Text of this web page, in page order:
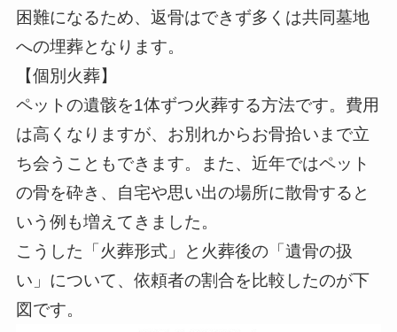
困難になるため、返骨はできず多くは共同墓地
への埋葬となります。
【個別火葬】
ペットの遺骸を1体ずつ火葬する方法です。費用
は高くなりますが、お別れからお骨拾いまで立
ち会うこともできます。また、近年ではペット
の骨を砕き、自宅や思い出の場所に散骨すると
いう例も増えてきました。
こうした「火葬形式」と火葬後の「遺骨の扱
い」について、依頼者の割合を比較したのが下
図です。